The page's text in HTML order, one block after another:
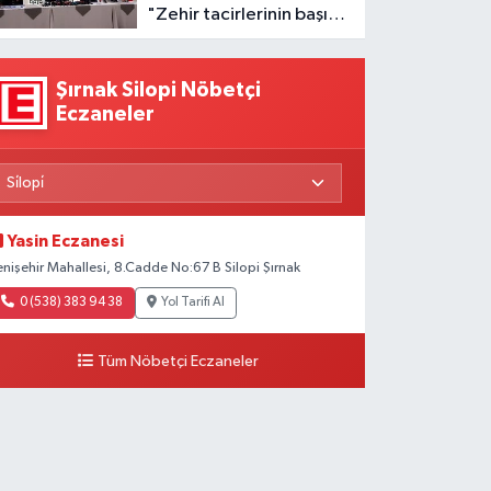
"Zehir tacirlerinin başını
ezeceğiz"
Şırnak Silopi Nöbetçi
Eczaneler
Yasin Eczanesi
Mahallesi, 8.Cadde No:67 B Silopi Şırnak
0 (538) 383 94 38 Yol Tarifi Al
Tüm Nöbetçi Eczaneler